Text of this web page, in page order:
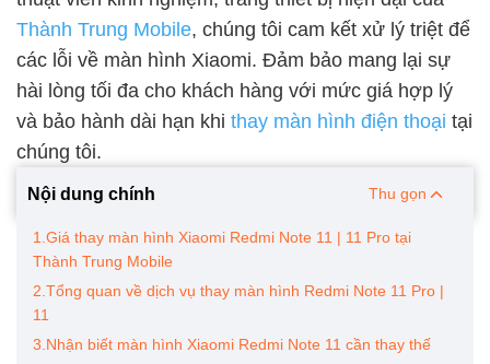
Thành Trung Mobile, chúng tôi cam kết xử lý triệt để
các lỗi về màn hình Xiaomi. Đảm bảo mang lại sự
hài lòng tối đa cho khách hàng với mức giá hợp lý
và bảo hành dài hạn khi thay màn hình điện thoại tại
chúng tôi.
Nội dung chính Thu gọn
1.Giá thay màn hình Xiaomi Redmi Note 11 | 11 Pro tại
Thành Trung Mobile
2.Tổng quan về dịch vụ thay màn hình Redmi Note 11 Pro |
11
3.Nhận biết màn hình Xiaomi Redmi Note 11 cần thay thế